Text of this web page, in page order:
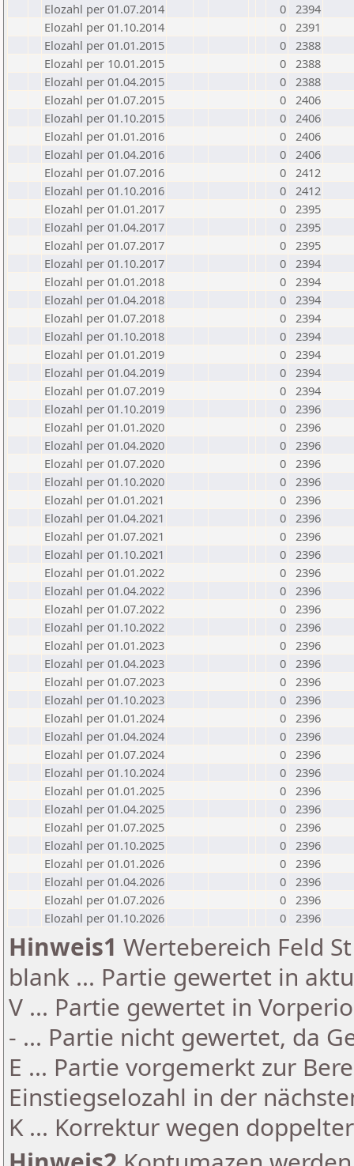
Elozahl per 01.07.2014
0 2394
Elozahl per 01.10.2014
0 2391
Elozahl per 01.01.2015
0 2388
Elozahl per 10.01.2015
0 2388
Elozahl per 01.04.2015
0 2388
Elozahl per 01.07.2015
0 2406
Elozahl per 01.10.2015
0 2406
Elozahl per 01.01.2016
0 2406
Elozahl per 01.04.2016
0 2406
Elozahl per 01.07.2016
0 2412
Elozahl per 01.10.2016
0 2412
Elozahl per 01.01.2017
0 2395
Elozahl per 01.04.2017
0 2395
Elozahl per 01.07.2017
0 2395
Elozahl per 01.10.2017
0 2394
Elozahl per 01.01.2018
0 2394
Elozahl per 01.04.2018
0 2394
Elozahl per 01.07.2018
0 2394
Elozahl per 01.10.2018
0 2394
Elozahl per 01.01.2019
0 2394
Elozahl per 01.04.2019
0 2394
Elozahl per 01.07.2019
0 2394
Elozahl per 01.10.2019
0 2396
Elozahl per 01.01.2020
0 2396
Elozahl per 01.04.2020
0 2396
Elozahl per 01.07.2020
0 2396
Elozahl per 01.10.2020
0 2396
Elozahl per 01.01.2021
0 2396
Elozahl per 01.04.2021
0 2396
Elozahl per 01.07.2021
0 2396
Elozahl per 01.10.2021
0 2396
Elozahl per 01.01.2022
0 2396
Elozahl per 01.04.2022
0 2396
Elozahl per 01.07.2022
0 2396
Elozahl per 01.10.2022
0 2396
Elozahl per 01.01.2023
0 2396
Elozahl per 01.04.2023
0 2396
Elozahl per 01.07.2023
0 2396
Elozahl per 01.10.2023
0 2396
Elozahl per 01.01.2024
0 2396
Elozahl per 01.04.2024
0 2396
Elozahl per 01.07.2024
0 2396
Elozahl per 01.10.2024
0 2396
Elozahl per 01.01.2025
0 2396
Elozahl per 01.04.2025
0 2396
Elozahl per 01.07.2025
0 2396
Elozahl per 01.10.2025
0 2396
Elozahl per 01.01.2026
0 2396
Elozahl per 01.04.2026
0 2396
Elozahl per 01.07.2026
0 2396
Elozahl per 01.10.2026
0 2396
Hinweis1 Wertebereich Feld
blank ... Partie gewertet in
V ... Partie gewertet in
- ... Partie nicht gewertet, da
E ... Partie vorgemerkt zur
Einstiegselozahl in der
K ... Korrektur wegen